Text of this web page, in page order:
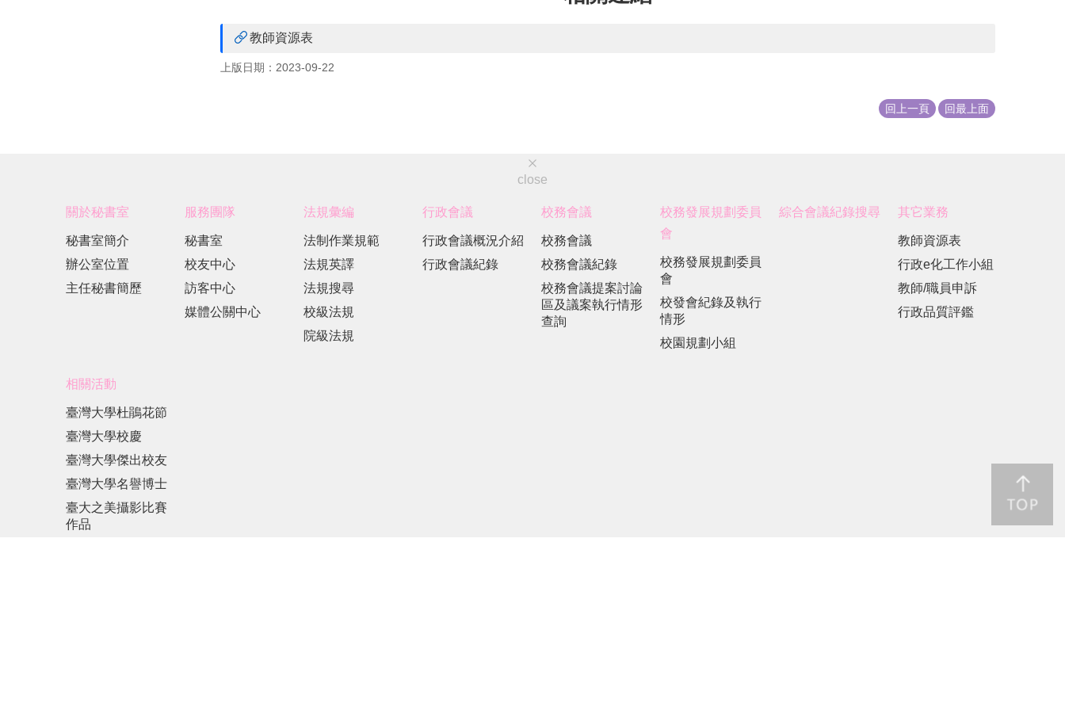
教師資源表
上版日期：2023-09-22
回上一頁 回最上面
close
關於秘書室
秘書室簡介
辦公室位置
主任秘書簡歷
服務團隊
秘書室
校友中心
訪客中心
媒體公關中心
法規彙編
法制作業規範
法規英譯
法規搜尋
校級法規
院級法規
行政會議
行政會議概況介紹
行政會議紀錄
校務會議
校務會議
校務會議紀錄
校務會議提案討論
區及議案執行情形
查詢
校務發展規劃委員
會
校務發展規劃委員
會
校發會紀錄及執行
情形
校園規劃小組
綜合會議紀錄搜尋 其它業務
教師資源表
行政e化工作小組
教師/職員申訴
行政品質評鑑
相關活動
臺灣大學杜鵑花節
臺灣大學校慶
臺灣大學傑出校友
臺灣大學名譽博士
臺大之美攝影比賽
作品